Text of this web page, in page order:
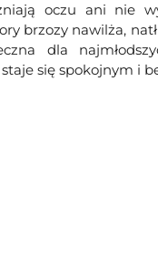
oczu ani nie
brzozy nawilża,
dla
się spokojnym i